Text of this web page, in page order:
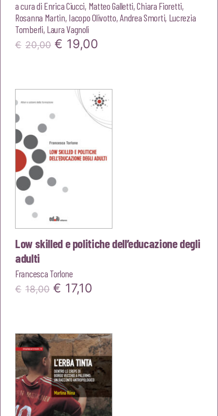
a cura di Enrica Ciucci, Matteo Galletti,Chiara Fioretti,
Rosanna Martin, Iacopo Olivotto,Andrea Smorti, Lucrezia
Tomberli, Laura Vagnoli
€ 20,00 Il
€20,00.
€ 19,00
è:
€19,00.
Low skilled e politiche dell’educazione degli
adulti
Francesca Torlone
€ 18,00 Il
era:
€18,00.
€ 17,10
è:
€17,10.